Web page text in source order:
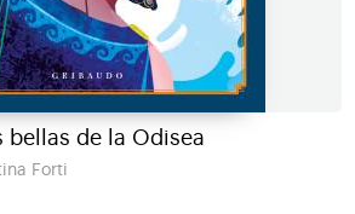
bellas de la Odisea
Forti